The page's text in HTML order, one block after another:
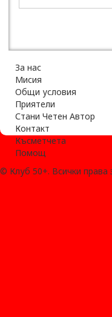
За нас
Мисия
Общи условия
Приятели
Стани Четен Автор
Контакт
Късметчета
Помощ
© Клуб 50+. Всички права